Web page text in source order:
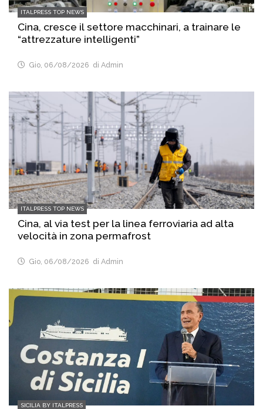
ITALPRESS TOP NEWS
Cina, cresce il settore macchinari, a trainare le
“attrezzature intelligenti”
Gio, 06/08/2026 di Admin
ITALPRESS TOP NEWS
Cina, al via test per la linea ferroviaria ad alta
velocità in zona permafrost
Gio, 06/08/2026 di Admin
SICILIA BY ITALPRESS